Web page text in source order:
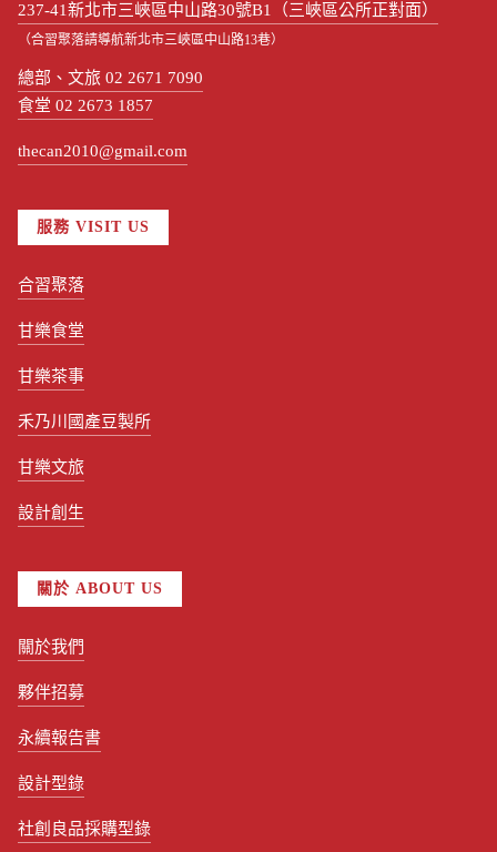
237-41新北市三峽區中山路30號B1（三峽區公所正對面）
（合習聚落請導航新北市三峽區中山路13巷）
總部、文旅 02 2671 7090
食堂 02 2673 1857
thecan2010@gmail.com
服務 VISIT US
合習聚落
甘樂食堂
甘樂茶事
禾乃川國產豆製所
甘樂文旅
設計創生
關於 ABOUT US
關於我們
夥伴招募
永續報告書
設計型錄
社創良品採購型錄